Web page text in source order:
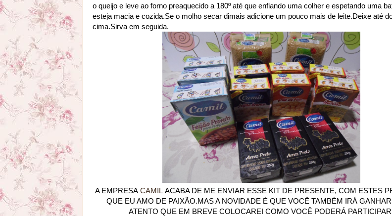
o queijo e leve ao forno preaquecido a 180º até que enfiando uma colher e espetando uma
esteja macia e cozida.Se o molho secar dimais adicione um pouco mais de leite.Deixe até
cima.Sirva em seguida.
A EMPRESA CAMIL ACABA DE ME ENVIAR ESSE KIT DE PRESENTE, COM ESTES
QUE EU AMO DE PAIXÃO.MAS A NOVIDADE É QUE VOCÊ TAMBÉM IRÁ
ATENTO QUE EM BREVE COLOCAREI COMO VOCÊ PODERÁ